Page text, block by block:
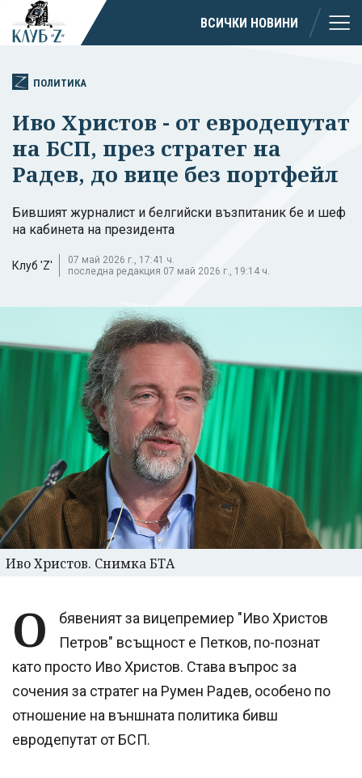
ВСИЧКИ НОВИНИ
ПОЛИТИКА
Иво Христов - от евродепутат
на БСП, през стратег на
Радев, до вице без портфейл
Бившият журналист и белгийски възпитаник бе и шеф
на кабинета на президента
Клуб 'Z'
07 май 2026 г., 17:41 ч.
последна редакция 07 май 2026 г., 19:14 ч.
Иво Христов. Снимка БТА
О
бявеният за вицепремиер "Иво Христов
Петров" всъщност е Петков, по-познат
като просто Иво Христов. Става въпрос за
сочения за стратег на Румен Радев, особено по
отношение на външната политика бивш
евродепутат от БСП.